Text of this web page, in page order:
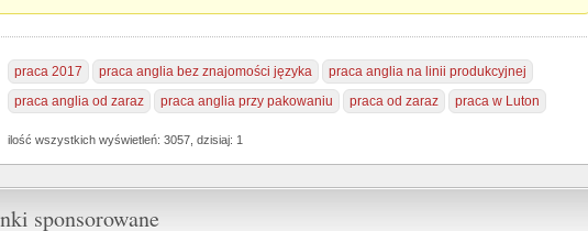
praca 2017 praca anglia bez znajomości języka
praca anglia na linii produkcyjnej
praca anglia od zaraz
praca anglia przy pakowaniu praca od zaraz praca w Luton
ilość wszystkich wyświetleń: 3057, dzisiaj: 1
sponsorowane